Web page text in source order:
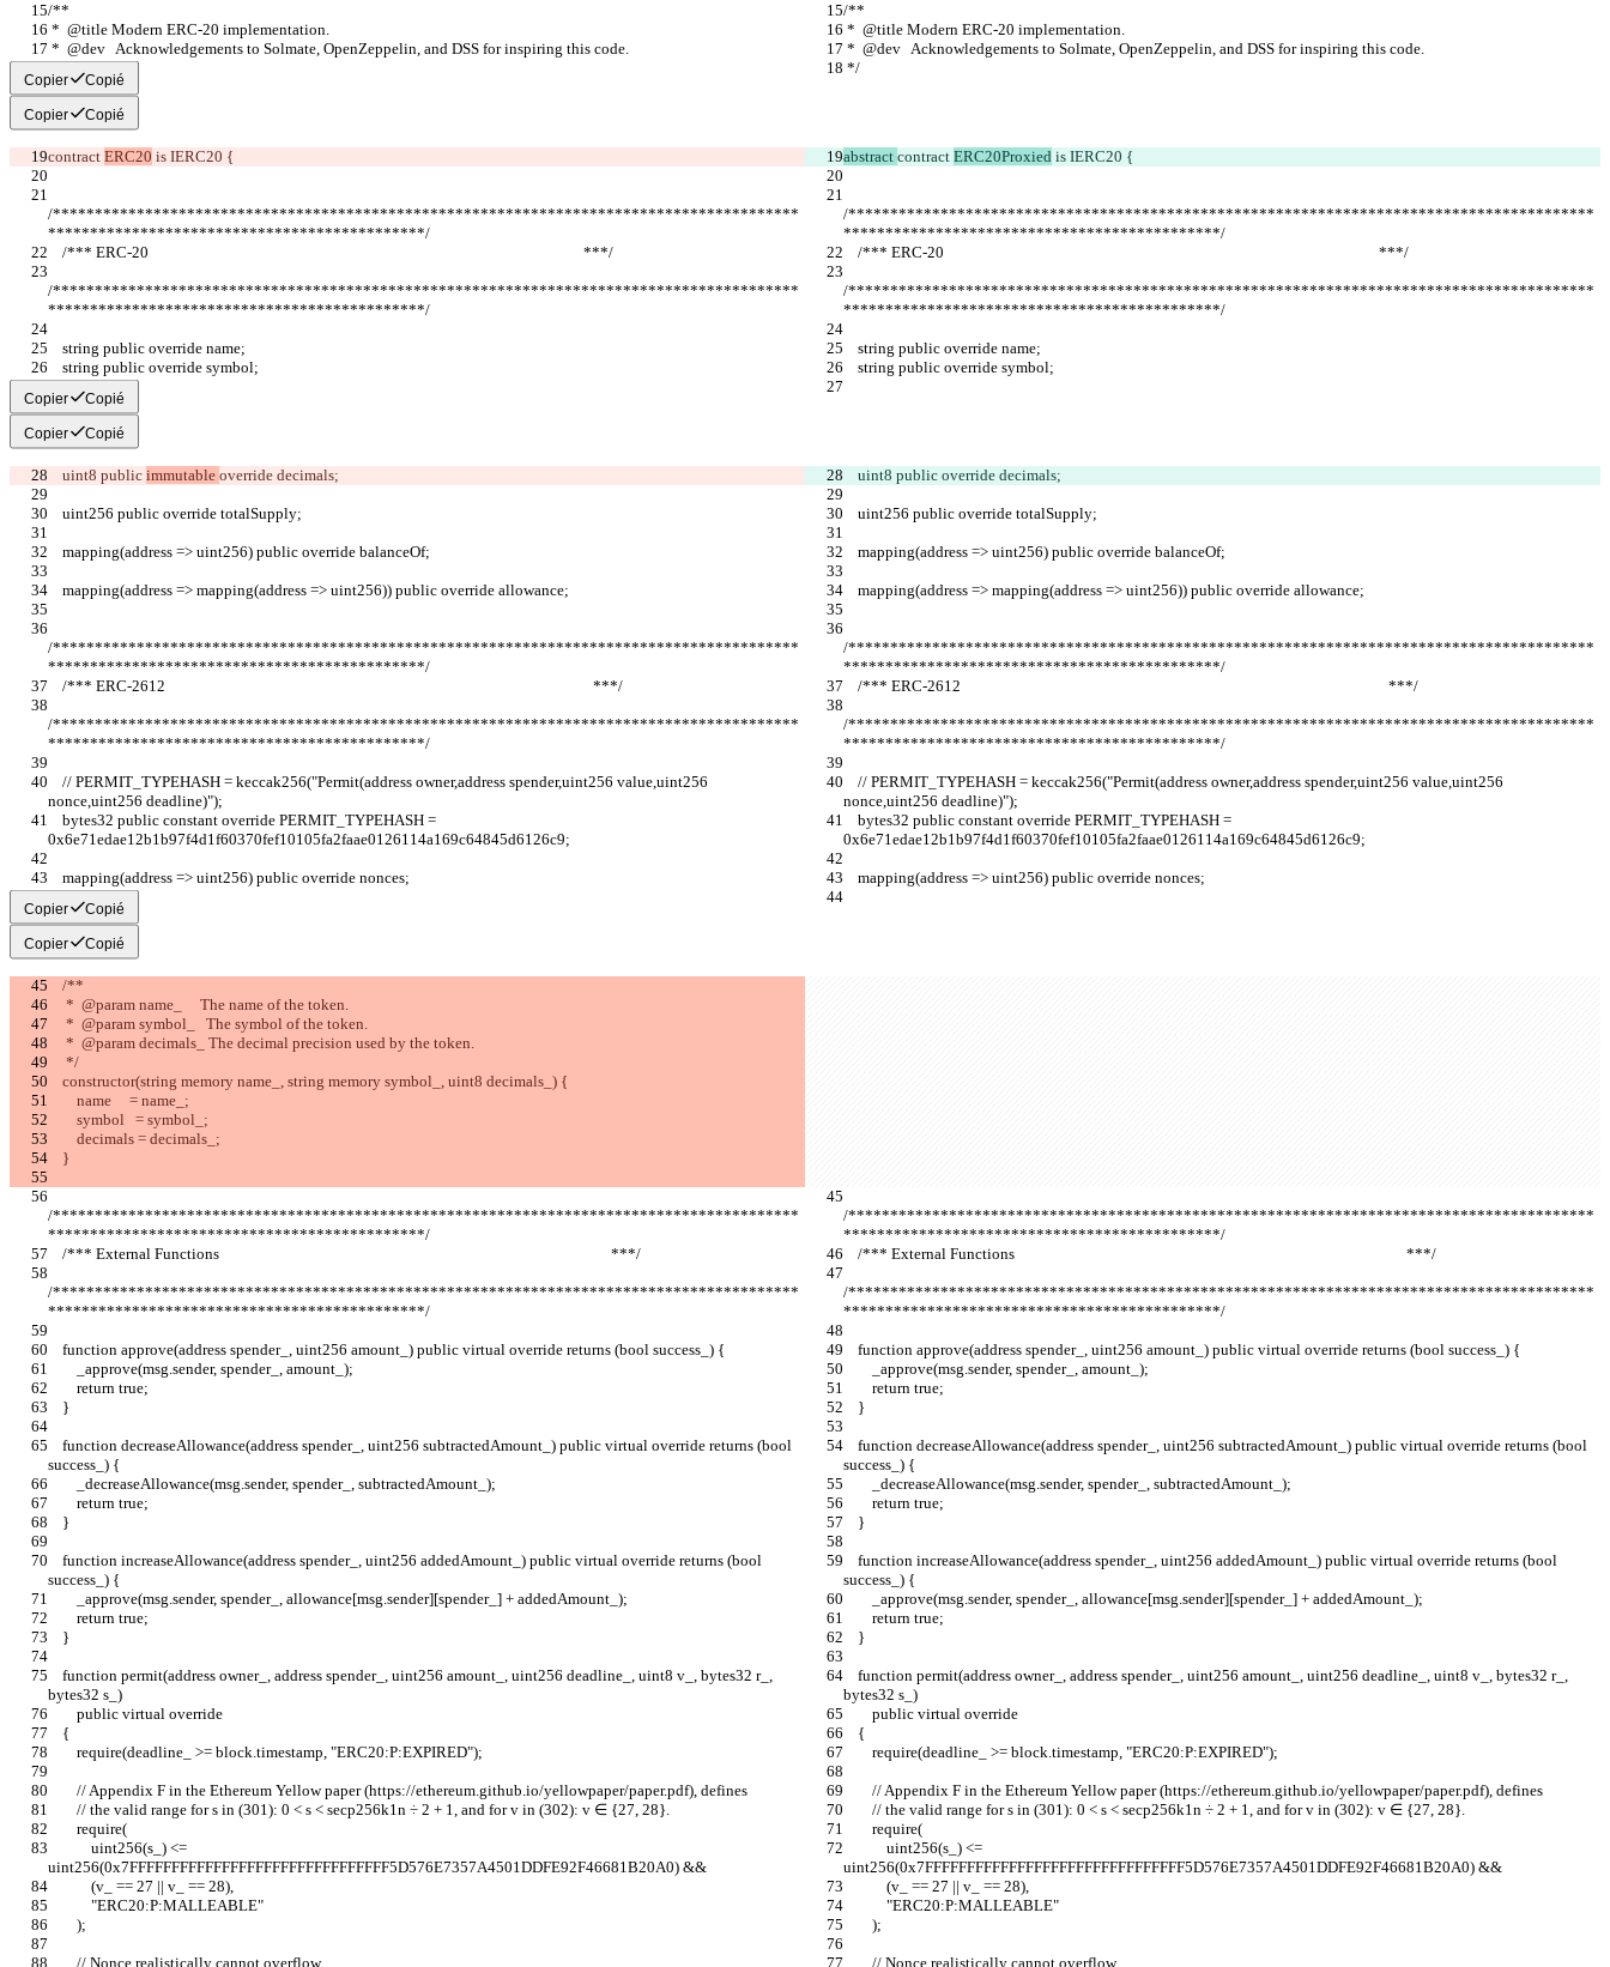
/**
/**
*  @title Modern ERC-20 implementation.
*  @title Modern ERC-20 implementation.
*  @dev   Acknowledgements to Solmate, OpenZeppelin, and DSS for inspiring this code.
*  @dev   Acknowledgements to Solmate, OpenZeppelin, and DSS for inspiring this code.
*/
*/
Copier Copié
Copier Copié
contract ERC20 is IERC20 { abstract contract ERC20Proxied is IERC20 {
/*****************************************************************************************
*********************************************/
/*****************************************************************************************
*********************************************/
    /*** ERC-20                                                                                                                         ***/
    /*** ERC-20                                                                                                                         ***/
/*****************************************************************************************
*********************************************/
/*****************************************************************************************
*********************************************/
    string public override name;
    string public override name;
    string public override symbol;
    string public override symbol;
Copier Copié
Copier Copié
    uint8 public
immutable override decimals;
    uint8 public
override decimals;
    uint256 public override totalSupply;
    uint256 public override totalSupply;
    mapping(address => uint256) public override balanceOf;
    mapping(address => uint256) public override balanceOf;
    mapping(address => mapping(address => uint256)) public override allowance;
    mapping(address => mapping(address => uint256)) public override allowance;
/*****************************************************************************************
*********************************************/
/*****************************************************************************************
*********************************************/
    /*** ERC-2612                                                                                                                       ***/
    /*** ERC-2612                                                                                                                       ***/
/*****************************************************************************************
*********************************************/
/*****************************************************************************************
*********************************************/
nonce,uint256 deadline)");
nonce,uint256 deadline)");
0x6e71edae12b1b97f4d1f60370fef10105fa2faae0126114a169c64845d6126c9;
0x6e71edae12b1b97f4d1f60370fef10105fa2faae0126114a169c64845d6126c9;
    mapping(address => uint256) public override nonces;
    mapping(address => uint256) public override nonces;
Copier Copié
Copier Copié
    /**
     *  @param name_     The name of the token.
     *  @param symbol_   The symbol of the token.
     *  @param decimals_ The decimal precision used by the token.
     */
    constructor(string memory name_, string memory symbol_, uint8 decimals_) {
        name     = name_;
        symbol   = symbol_;
        decimals = decimals_;
    }
/*****************************************************************************************
*********************************************/
/*****************************************************************************************
*********************************************/
    /*** External Functions                                                                                                             ***/
    /*** External Functions                                                                                                             ***/
/*****************************************************************************************
*********************************************/
/*****************************************************************************************
*********************************************/
    function approve(address spender_, uint256 amount_) public virtual override returns (bool success_) {
    function approve(address spender_, uint256 amount_) public virtual override returns (bool success_) {
        _approve(msg.sender, spender_, amount_);
        _approve(msg.sender, spender_, amount_);
        return true;
        return true;
    }
    }
success_) {
success_) {
        _decreaseAllowance(msg.sender, spender_, subtractedAmount_);
        _decreaseAllowance(msg.sender, spender_, subtractedAmount_);
        return true;
        return true;
    }
    }
success_) {
success_) {
        _approve(msg.sender, spender_, allowance[msg.sender][spender_] + addedAmount_);
        _approve(msg.sender, spender_, allowance[msg.sender][spender_] + addedAmount_);
        return true;
        return true;
    }
    }
bytes32 s_)
bytes32 s_)
        public virtual override
        public virtual override
    {
    {
        require(deadline_ >= block.timestamp, "ERC20:P:EXPIRED");
        require(deadline_ >= block.timestamp, "ERC20:P:EXPIRED");
        // Appendix F in the Ethereum Yellow paper (https://ethereum.github.io/yellowpaper/paper.pdf), defines
        // Appendix F in the Ethereum Yellow paper (https://ethereum.github.io/yellowpaper/paper.pdf), defines
        // the valid range for s in (301): 0 < s < secp256k1n ÷ 2 + 1, and for v in (302): v ∈ {27, 28}.
        // the valid range for s in (301): 0 < s < secp256k1n ÷ 2 + 1, and for v in (302): v ∈ {27, 28}.
        require(
        require(
uint256(0x7FFFFFFFFFFFFFFFFFFFFFFFFFFFFFFF5D576E7357A4501DDFE92F46681B20A0) &&
uint256(0x7FFFFFFFFFFFFFFFFFFFFFFFFFFFFFFF5D576E7357A4501DDFE92F46681B20A0) &&
            (v_ == 27 || v_ == 28),
            (v_ == 27 || v_ == 28),
            "ERC20:P:MALLEABLE"
            "ERC20:P:MALLEABLE"
        );
        );
        // Nonce realistically cannot overflow.
        // Nonce realistically cannot overflow.